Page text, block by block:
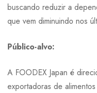
buscando reduzir a
que vem diminuindo nos
Público-alvo:
A FOODEX Japan é
exportadoras de